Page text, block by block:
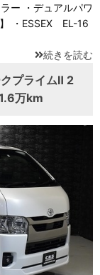
ー ・デュアルパワ
・ESSEX EL-16
続きを読む
プライムⅡ 2
万km